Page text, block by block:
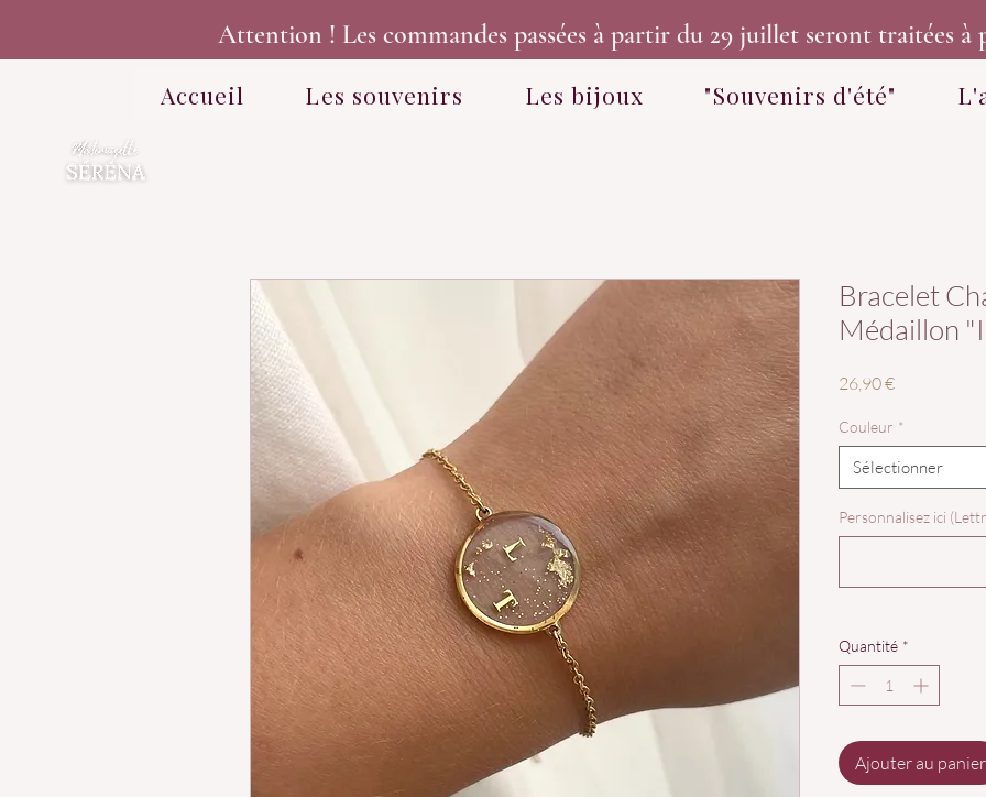
Attention ! Les commandes passées à partir du 29 juillet seront traitées à
Accueil Les souvenirs Les bijoux "Souvenirs d'été"
Bracelet
Médaillon
26,90 €Prix
Couleur *
Sélectionner
Personnalisez ici
Quantité *
Ajouter au panier